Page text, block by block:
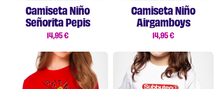
Camiseta Niño
Señorita Pepis
14,95 €
Camiseta Niño
Airgamboys
14,95 €